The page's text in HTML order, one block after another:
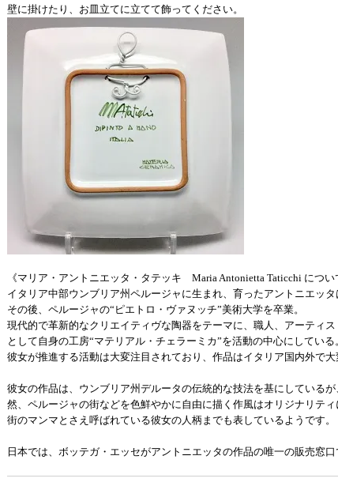
壁に掛けたり、お皿立てに立てて飾ってください。
《マリア・アントニエッタ・タテッキ Maria Antonietta Taticchi につい
イタリア中部ウンブリア州ペルージャに生まれ、育ったアントニエッ
その後、ペルージャの“ピエトロ・ヴァヌッチ”美術大学を卒業。
現代的で革新的なクリエイティヴな陶器をテーマに、職人、アーティ
として自身の工房“マテリアル・チェラーミカ”を活動の中心にしている
彼女が推進する活動は大変注目されており、作品はイタリア国内外で大
彼女の作品は、ウンブリア州デルータの伝統的な技法を基にしている
然、ペルージャの街などを色鮮やかに自由に描く作風はオリジナリテ
街のマンマとさえ呼ばれている彼女の人柄までも表しているようです。
日本では、ボッテガ・エッセがアントニエッタの作品の唯一の販売窓口